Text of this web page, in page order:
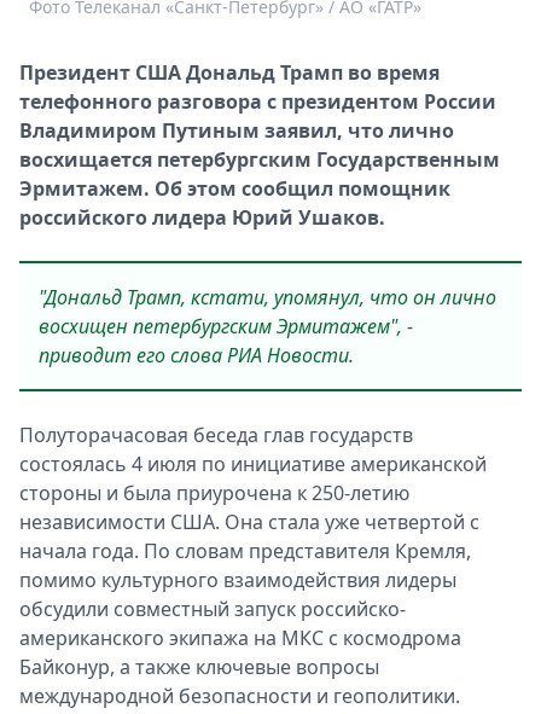
Выборы
2026
Скачай
Metro
Фото Телеканал «Санкт-Петербург» / АО «ГАТР»
Президент США Дональд Трамп во время
телефонного разговора с президентом России
Владимиром Путиным заявил, что лично
восхищается петербургским Государственным
Эрмитажем. Об этом сообщил помощник
российского лидера Юрий Ушаков.
"Дональд Трамп, кстати, упомянул, что он лично
восхищен петербургским Эрмитажем", -
приводит его слова РИА Новости.
Полуторачасовая беседа глав государств
состоялась 4 июля по инициативе американской
стороны и была приурочена к 250-летию
независимости США. Она стала уже четвертой с
начала года. По словам представителя Кремля,
помимо культурного взаимодействия лидеры
обсудили совместный запуск российско-
американского экипажа на МКС с космодрома
Байконур, а также ключевые вопросы
международной безопасности и геополитики.